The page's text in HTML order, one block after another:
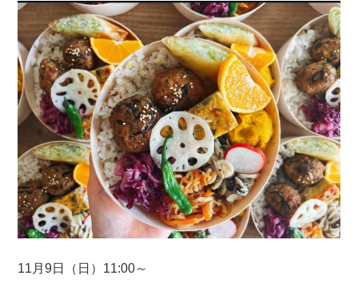
o
k
11月9日（日）11:00～